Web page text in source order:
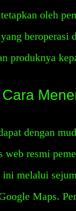
oleh
produknya
dengan
web resmi
ini melalui
Maps.